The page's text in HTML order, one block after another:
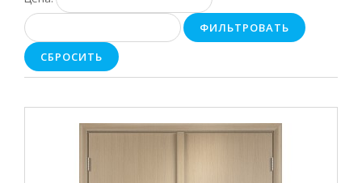
ФИЛЬТРОВАТЬ
СБРОСИТЬ